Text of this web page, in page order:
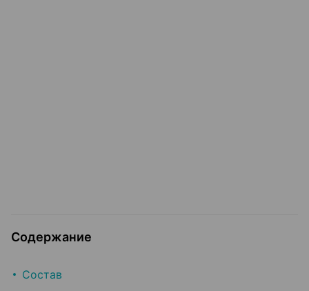
Содержание
Состав